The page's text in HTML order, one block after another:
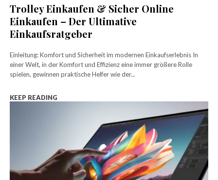
Trolley Einkaufen & Sicher Online
Einkaufen – Der Ultimative
Einkaufsratgeber
Einleitung: Komfort und Sicherheit im modernen Einkaufserlebnis In
einer Welt, in der Komfort und Effizienz eine immer größere Rolle
spielen, gewinnen praktische Helfer wie der...
KEEP READING